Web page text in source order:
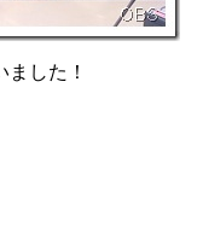
した！